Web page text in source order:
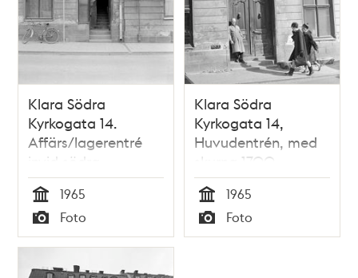
Klara Södra
Kyrkogata 14.
Affärs/lagerentré
invid södra
tomtgränsen
Tid
1965
Typ
Foto
Klara Södra
Kyrkogata 14,
Huvudentrén, med
skurna 1700-
talsdörrar och
portklappar.
Tid
1965
Typ
Foto